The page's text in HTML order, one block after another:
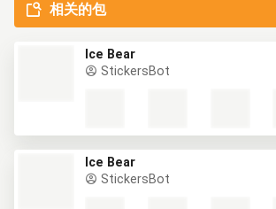
相关的包
Ice Bear
StickersBot
Ice Bear
StickersBot